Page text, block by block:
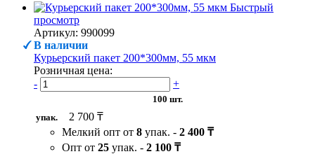
Быстрый
просмотр
Артикул: 990099
В наличии
Курьерский пакет 200*300мм, 55 мкм
Розничная цена:
-
+
100 шт.
упак.
2 700 ₸
Мелкий опт от 8 упак. - 2 400 ₸
Опт от 25 упак. - 2 100 ₸